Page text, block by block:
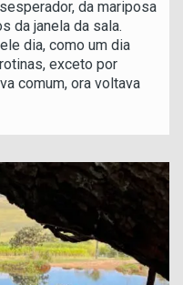
da mariposa
da janela da sala.
dia, como um dia
exceto por
comum, ora voltava